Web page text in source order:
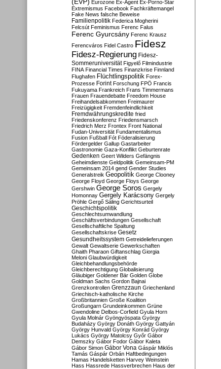
(EVP) Eurozone Ex-Agent Ex-Porno-Star
Extremismus Facebook Fachkräftemangel
Fake News falsche Beweise
Familienpolitik Federica Mogherini
Felcsút Feminismus Ferenc Falus
Ferenc Gyurcsány Ferenc Krausz
Ferencváros Fidel Castro Fidesz
Fidesz-Regierung Fidesz-
Sommeruniversität Figyelő Filmindustrie
FINA Financial Times Finanzkrise Finnland
Flughafen Flüchtlingspolitik Forex-
Prozesse Forint Forschung FPÖ Francis
Fukuyama Frankreich Frans Timmermans
Frauen Frauendebatte Freedom House
Freihandelsabkommen Freimaurer
Freizügigkeit Fremdenfeindlichkeit
Fremdwährungskredite fried
Friedenskonferenz Friedensmarsch
Friedrich Merz Frontex Front National
Fudan-Universität Fundamentalismus
Fusion Fußball Fót Föderalisierung
Fördergelder Gallup Gastarbeiter
Gastronomie Gaza-Konflikt Geburtenrate
Gedenken Geert Wilders Gefängnis
Geheimdienste Geldpolitik Gemeinsam-PM
Gemeinsam 2014 gend Gender Studies
Generalstreik Geopolitik George Clooney
George Floyd George Floys George
Gershwin George Soros Gergely
Homonnay Gergely Karácsony Gergely
Pröhle Gergő Sáling Gerichtsurteil
Geschichtspolitik
Geschlechtsumwandlung
Geschäftsverbindungen Gesellschaft
Gesellschaftliche Spaltung
Gesellschaftskrise Gesetz
Gesundheitssystem Getreidelieferungen
Gewalt Gewaltserie Gewerkschaften
Ghaith Pharaon Giftanschlag Giorgia
Meloni Glaubwürdigkeit
Gleichbehandlungsbehörde
Gleichberechtigung Globalisierung
Gläubiger Goldener Bär Golden Globe
Goldman Sachs Gordon Bajnai
Grenzkontrollen Grenzzaun Griechenland
Griechisch-katholische Kirche
Großbritannien Große Koalition
Großungarn Grundeinkommen Grüne
Gwendoline Delbos-Corfield Gyula Horn
Gyula Molnár Gyöngyöspata György
Budaházy György Donáth György Gattyán
György Hunvald György Konrád György
Lukács György Matolcsy Győr Gábor
Demszky Gábor Fodor Gábor Kaleta
Gábor Simon Gábor Vona Gáspár Miklós
Tamás Gáspár Orbán Haftbedingungen
Hamas Handelsketten Harvey Weinstein
Hass Hassrede Hassverbrechen Haus der